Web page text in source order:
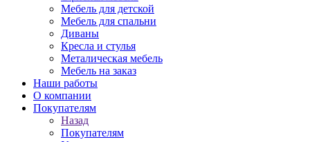
Мебель для детской
Мебель для спальни
Диваны
Кресла и стулья
Металическая мебель
Мебель на заказ
Наши работы
О компании
Покупателям
Назад
Покупателям